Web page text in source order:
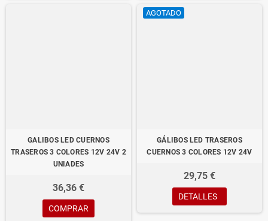
GALIBOS LED CUERNOS
TRASEROS 3 COLORES 12V 24V 2
UNIADES
36,36 €
COMPRAR
AGOTADO
GÁLIBOS LED TRASEROS
CUERNOS 3 COLORES 12V 24V
29,75 €
DETALLES